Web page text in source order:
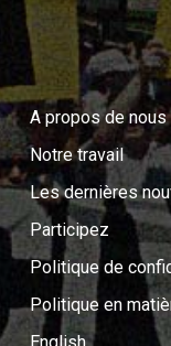
A propos de nous
Notre travail
Les dernières
Participez
Politique de
Politique en